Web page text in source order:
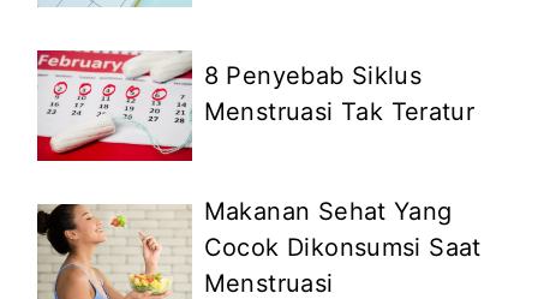
8 Penyebab Siklus
Menstruasi Tak Teratur
Makanan Sehat Yang
Cocok Dikonsumsi Saat
Menstruasi